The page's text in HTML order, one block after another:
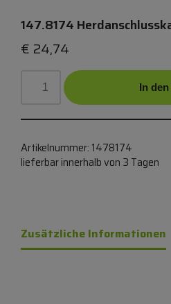
147.8174
€ 24,74
In
Artikelnummer: 1478174
lieferbar innerhalb von 3 Tagen
Zusätzliche Informationen